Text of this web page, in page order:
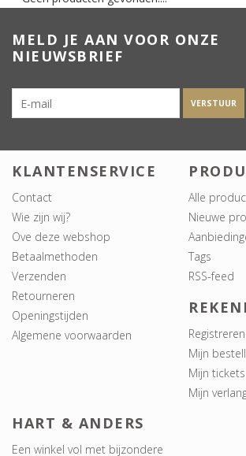
MELD JE AAN VOOR ONZE
NIEUWSBRIEF
VERSTUUR
KLANTENSERVICE
Contact
Wie zijn wij?
Ove deze webshop
Betaalmethoden
Verzenden
Retourneren
Openingstijden
Algemene voorwaarden
Alle
Nieuwe
Tags
RSS-feed
Registreren
Mijn
Mijn tickets
Mijn
HART & ANDERS
Een winkel vol met bijzondere